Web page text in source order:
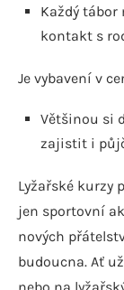
Každý
kontakt s
Je vybavení v
Většinou si
zajistit i
Lyžařské kurzy
jen sportovní
nových
budoucna. Ať